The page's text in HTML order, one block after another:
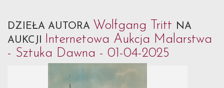
DZIEŁA AUTORA Wolfgang Tritt NA
AUKCJI Internetowa Aukcja Malarstwa
- Sztuka Dawna - 01-04-2025